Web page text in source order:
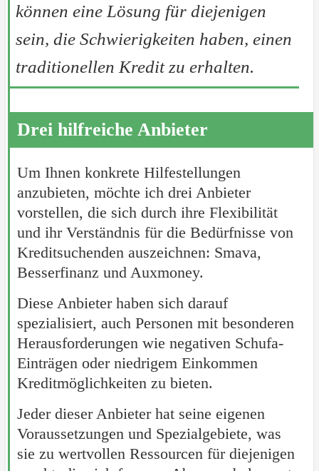
können eine Lösung für diejenigen
sein, die Schwierigkeiten haben, einen
traditionellen Kredit zu erhalten.
Drei hilfreiche Anbieter
Um Ihnen konkrete Hilfestellungen
anzubieten, möchte ich drei Anbieter
vorstellen, die sich durch ihre Flexibilität
und ihr Verständnis für die Bedürfnisse von
Kreditsuchenden auszeichnen: Smava,
Besserfinanz und Auxmoney.
Diese Anbieter haben sich darauf
spezialisiert, auch Personen mit besonderen
Herausforderungen wie negativen Schufa-
Einträgen oder niedrigem Einkommen
Kreditmöglichkeiten zu bieten.
Jeder dieser Anbieter hat seine eigenen
Voraussetzungen und Spezialgebiete, was
sie zu wertvollen Ressourcen für diejenigen